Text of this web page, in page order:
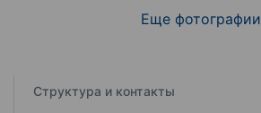
Еще фотографии
Структура и контакты